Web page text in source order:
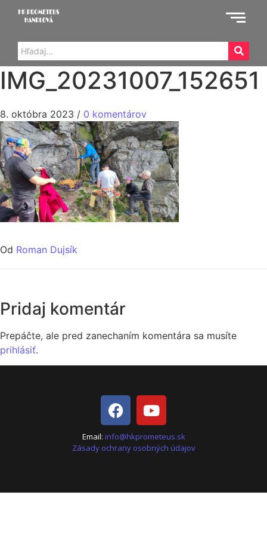
IMG_20231007_152651
8. októbra 2023 / 0 komentárov
Od Roman Dujsík
Pridaj komentár
Prepáčte, ale pred zanechaním komentára sa musíte
prihlásiť.
Email: info@hkprometeus.sk
Zásady ochrany osobných údajov